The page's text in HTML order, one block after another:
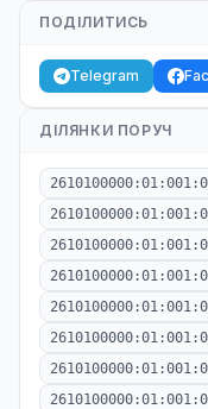
ПОДІЛИТИСЬ
Telegram
ДІЛЯНКИ ПОРУЧ